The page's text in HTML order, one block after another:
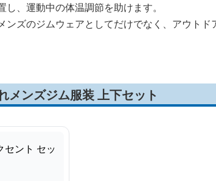
、運動中の体温調節を助けます。
ンズのジムウェアとしてだけでなく、アウト
メンズジム服装 上下セット